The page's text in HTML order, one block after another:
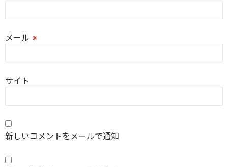
メール ※
サイト
新しいコメントをメールで通知